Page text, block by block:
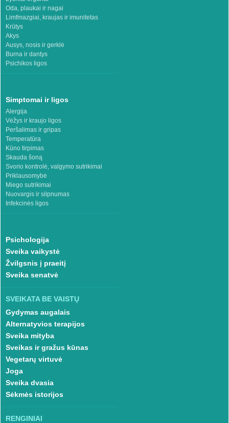
Oda, plaukai ir nagai
Limfmazgiai, kraujas ir imunitetas
Krūtys
Akys
Ausys, nosis ir gerklė
Burna ir dantys
Psichikos ligos
Simptomai ir ligos
Alergija
Vėžys ir kraujo ligos
Peršalimas ir gripas
Temperatūra
Kūno tirpimas
Skauda šoną
Svorio kontrolė, valgymo sutrikimai
Priklausomybė
Miego sutrikimai
Nuovargis ir silpnumas
Infekcinės ligos
Psichologija
Sveika vaikystė
Žvilgsnis į praeitį
Sveika senatvė
SVEIKATA BE VAISTŲ
Gydymas augalais
Alternatyvios terapijos
Sveika mityba
Sveikas ir gražus kūnas
Vegetarų virtuvė
Joga
Sveika dvasia
Sėkmės istorijos
RENGINIAI